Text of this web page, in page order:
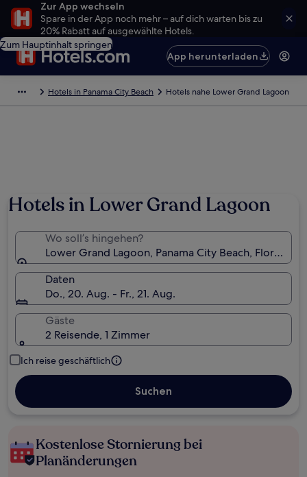
Zur App wechseln
Spare in der App noch mehr – auf dich warten bis zu
20% Rabatt auf ausgewählte Hotels.
Zum Hauptinhalt springen
App herunterladen
Hotels in Panama City Beach Hotels nahe Lower Grand Lagoon
Hotels in Lower Grand Lagoon
Wo soll’s hingehen?
Lower Grand Lagoon, Panama City Beach, Florida,
Daten
Do., 20. Aug. - Fr., 21. Aug.
Gäste
2 Reisende, 1 Zimmer
Ich reise geschäftlich
Suchen
Kostenlose Stornierung bei
Planänderungen